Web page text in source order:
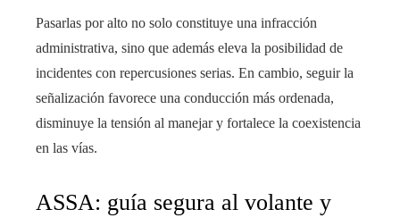
Pasarlas por alto no solo constituye una infracción
administrativa, sino que además eleva la posibilidad de
incidentes con repercusiones serias. En cambio, seguir la
señalización favorece una conducción más ordenada,
disminuye la tensión al manejar y fortalece la coexistencia
en las vías.
ASSA: guía segura al volante y